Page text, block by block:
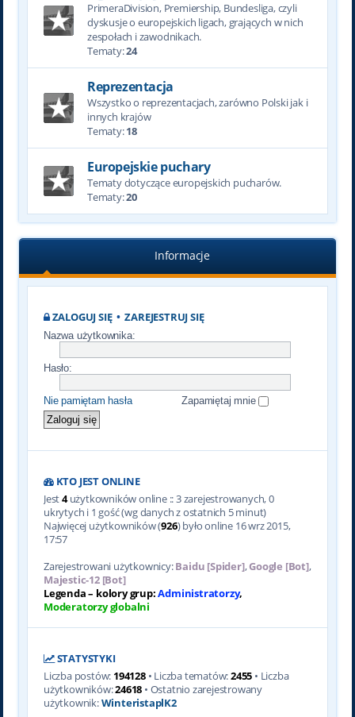
PrimeraDivision, Premiership, Bundesliga, czyli
dyskusje o europejskich ligach, grających w nich
zespołach i zawodnikach.
Tematy:24
Reprezentacja
Wszystko o reprezentacjach, zarówno Polski jak i
innych krajów
Tematy:18
Europejskie puchary
Tematy dotyczące europejskich pucharów.
Tematy:20
Informacje
ZALOGUJ SIĘ•ZAREJESTRUJ SIĘ
Nazwa użytkownika:
Hasło:
Nie pamiętam hasła Zapamiętaj mnie
KTO JEST ONLINE
Jest4użytkowników online :: 3 zarejestrowanych, 0
ukrytych i 1 gość (wg danych z ostatnich 5 minut)
Najwięcej użytkowników (926) było online 16 wrz 2015,
17:57
Zarejestrowani użytkownicy:Baidu [Spider],Google [Bot],
Majestic-12 [Bot]
Legenda – kolory grup:Administratorzy,
Moderatorzy globalni
STATYSTYKI
Liczba postów: 194128• Liczba tematów:2455 • Liczba
użytkowników:24618 • Ostatnio zarejestrowany
użytkownik:WinteristaplK2